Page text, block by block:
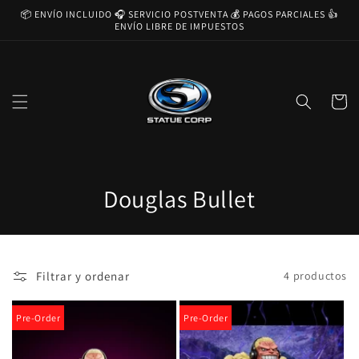
directamente
📦 ENVÍO INCLUIDO 🎧 SERVICIO POSTVENTA 💰 PAGOS PARCIALES 👍
ENVÍO LIBRE DE IMPUESTOS
Carrito
C
o
e
Douglas Bullet
Filtrar y ordenar 4 productos
Pre-Order Pre-Order